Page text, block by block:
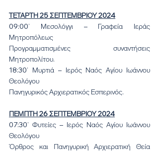
ΤΕΤΑΡΤΗ 25 ΣΕΠΤΕΜΒΡΙΟΥ 2024
09:00’ Μεσολόγγι – Γραφεία Ιεράς
Μητροπόλεως
Προγραμματισμένες συναντήσεις
Μητροπολίτου.
18:30’ Μυρτιά – Ιερός Ναός Αγίου Ιωάννου
Θεολόγου
Πανηγυρικός Αρχιερατικός Εσπερινός.
ΠΕΜΠΤΗ 26 ΣΕΠΤΕΜΒΡΙΟΥ 2024
07:30’ Φυτείες – Ιερός Ναός Αγίου Ιωάννου
Θεολόγου
Όρθρος και Πανηγυρική Αρχιερατική Θεία